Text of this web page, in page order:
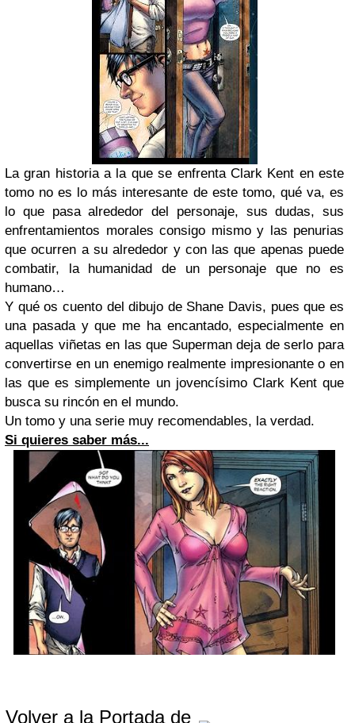
La gran historia a la que se enfrenta Clark Kent en este
tomo no es lo más interesante de este tomo, qué va, es
lo que pasa alrededor del personaje, sus dudas, sus
enfrentamientos morales consigo mismo y las penurias
que ocurren a su alrededor y con las que apenas puede
combatir, la humanidad de un personaje que no es
humano…
Y qué os cuento del dibujo de Shane Davis, pues que es
una pasada y que me ha encantado, especialmente en
aquellas viñetas en las que Superman deja de serlo para
convertirse en un enemigo realmente impresionante o en
las que es simplemente un jovencísimo Clark Kent que
busca su rincón en el mundo.
Un tomo y una serie muy recomendables, la verdad.
Si quieres saber más...
Volver a la Portada de